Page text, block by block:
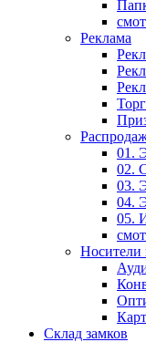
Реклама
01.
02.
03.
04.
05.
Склад замков